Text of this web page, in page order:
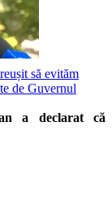
să evităm
de Guvernul
a declarat că